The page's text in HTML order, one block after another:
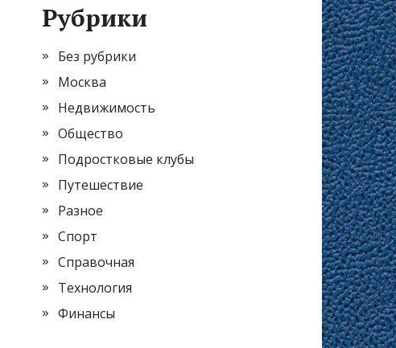
Рубрики
Без рубрики
Москва
Недвижимость
Общество
Подростковые клубы
Путешествие
Разное
Спорт
Справочная
Технология
Финансы